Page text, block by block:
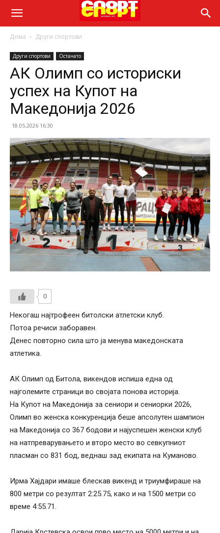
Дома Други спортови
Други спортови Останато
АК Олимп со историски
успех на Купот на
Македонија 2026
18.05.2026 16:30
0
Некогаш најтрофеен битолски атлетски клуб.
Потоа речиси заборавен.
Денес повторно сила што ја менува македонската
атлетика.
АК Олимп од Битола, викендов испиша една од
најголемите страници во својата понова историја.
На Купот на Македонија за сениори и сениорки 2026,
Олимп во женска конкуренција беше апсолутен шампион
на Македонија со 367 бодови и најуспешен женски клуб
на натпреварувањето и второ место во севкупниот
пласман со 831 бод, веднаш зад екипата на Куманово.
Ирма Хајдари имаше блескав викенд и триумфираше на
800 метри со резултат 2:25.75, како и на 1500 метри со
време 4:55.71.